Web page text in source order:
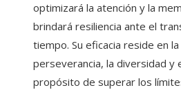
optimizará la atención y la
brindará resiliencia ante el
tiempo. Su eficacia reside en la
perseverancia, la diversidad y
propósito de superar los